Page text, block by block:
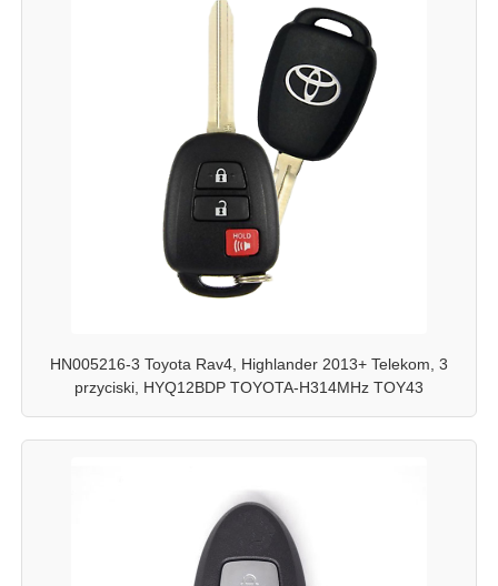
HN005216-3 Toyota Rav4, Highlander 2013+ Telekom, 3
przyciski, HYQ12BDP TOYOTA-H314MHz TOY43